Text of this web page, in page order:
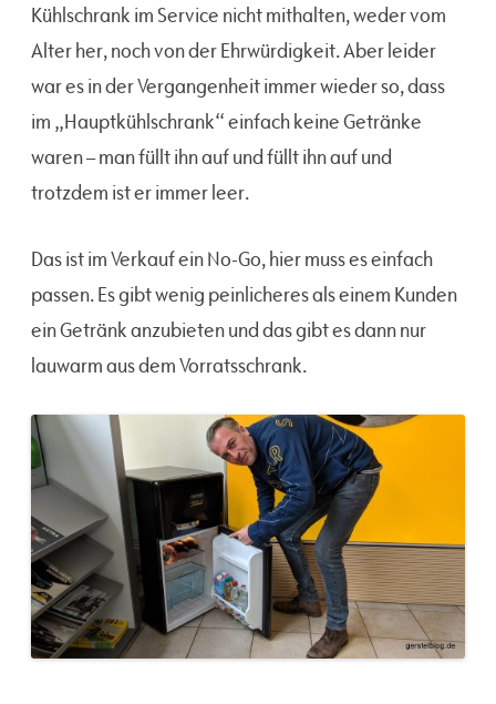
Kühlschrank im Service nicht mithalten, weder vom
Alter her, noch von der Ehrwürdigkeit. Aber leider
war es in der Vergangenheit immer wieder so, dass
im „Hauptkühlschrank“ einfach keine Getränke
waren – man füllt ihn auf und füllt ihn auf und
trotzdem ist er immer leer.
Das ist im Verkauf ein No-Go, hier muss es einfach
passen. Es gibt wenig peinlicheres als einem Kunden
ein Getränk anzubieten und das gibt es dann nur
lauwarm aus dem Vorratsschrank.